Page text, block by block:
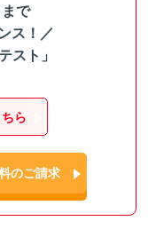
で
ス！／
スト」
ら
のご請求